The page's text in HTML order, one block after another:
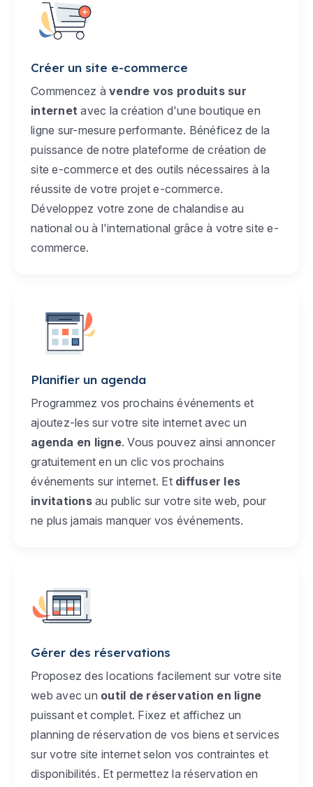
Créer un site e-commerce
Commencez à vendre vos produits sur
internet avec la création d'une boutique en
ligne sur-mesure performante. Bénéficez de la
puissance de notre plateforme de création de
site e-commerce et des outils nécessaires à la
réussite de votre projet e-commerce.
Développez votre zone de chalandise au
national ou à l'international grâce à votre site e-
commerce.
Planifier un agenda
Programmez vos prochains événements et
ajoutez-les sur votre site internet avec un
agenda en ligne. Vous pouvez ainsi annoncer
gratuitement en un clic vos prochains
événements sur internet. Et diffuser les
invitationsau public sur votre site web, pour
ne plus jamais manquer vos événements.
Gérer des réservations
Proposez des locations facilement sur votre site
web avec un outil de réservation en ligne
puissant et complet. Fixez et affichez un
planning de réservation de vos biens et services
sur votre site internet selon vos contraintes et
disponibilités. Et permettez la réservation en